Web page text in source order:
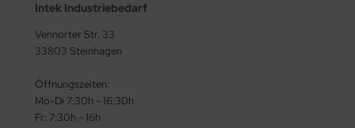
Intek Industriebedarf
Vennorter Str. 33
33803 Steinhagen
Öffnungszeiten:
Mo-Di 7:30h - 16:30h
Fr: 7:30h - 16h